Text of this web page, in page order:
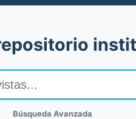
Búsqueda Avanzada